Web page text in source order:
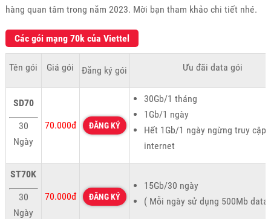
hàng quan tâm trong năm 2023. Mời bạn tham khảo chi tiết nhé.
Các gói mạng 70k của Viettel
Tên gói Giá gói Đăng ký gói Ưu đãi data gói
SD70
30
Ngày
70.000đ ĐĂNG KÝ
30Gb/1 tháng
1Gb/1 ngày
Hết 1Gb/1 ngày ngừng truy cập
internet
ST70K
30
Ngày
70.000đ ĐĂNG KÝ
15Gb/30 ngày
( Mỗi ngày sử dụng 500Mb data)